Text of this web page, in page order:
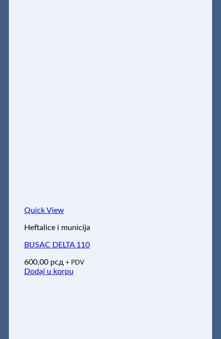
Quick View
Heftalice i municija
BUSAC DELTA 110
600,00 рсд + PDV
Dodaj u korpu